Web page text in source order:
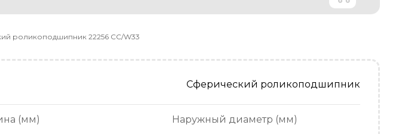
роликоподшипник 22256 CC/W33
Сферический роликоподшипник
(мм) Наружный диаметр (мм)